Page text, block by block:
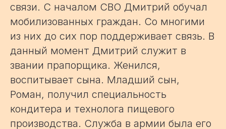
связи. С началом СВО Дмитрий обучал
мобилизованных граждан. Со многими
из них до сих пор поддерживает связь. В
данный момент Дмитрий служит в
звании прапорщика. Женился,
воспитывает сына. Младший сын,
Роман, получил специальность
кондитера и технолога пищевого
производства. Служба в армии была его